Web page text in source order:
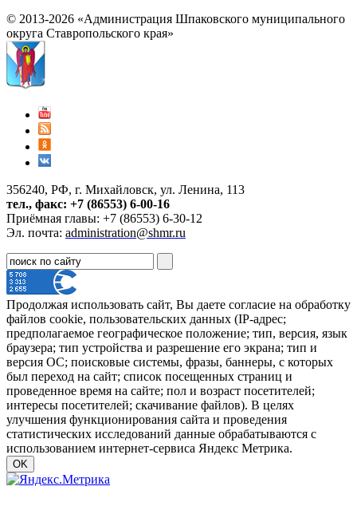
© 2013-2026 «Администрация Шпаковского муниципального
округа Ставропольского края»
356240, РФ, г. Михайловск, ул. Ленина, 113
тел., факс: +7 (86553) 6-00-16
Приёмная главы: +7 (86553) 6-30-12
Эл. почта: administration@shmr.ru
Продолжая использовать сайт, Вы даете согласие на обработку
файлов cookie, пользовательских данных (IP-адрес;
предполагаемое географическое положение; тип, версия, язык
браузера; тип устройства и разрешение его экрана; тип и
версия ОС; поисковые системы, фразы, баннеры, с которых
был переход на сайт; список посещенных страниц и
проведенное время на сайте; пол и возраст посетителей;
интересы посетителей; скачивание файлов). В целях
улучшения функционирования сайта и проведения
статистических исследований данные обрабатываются с
использованием интернет-сервиса Яндекс Метрика.
OK